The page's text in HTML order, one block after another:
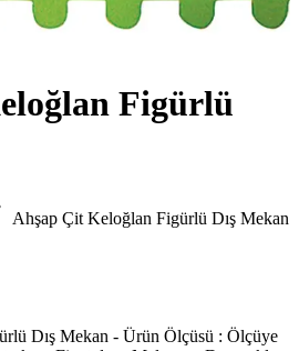
Figürlü
Ahşap Çit Keloğlan Figürlü Dış Mekan
Dış Mekan - Ürün Ölçüsü : Ölçüye